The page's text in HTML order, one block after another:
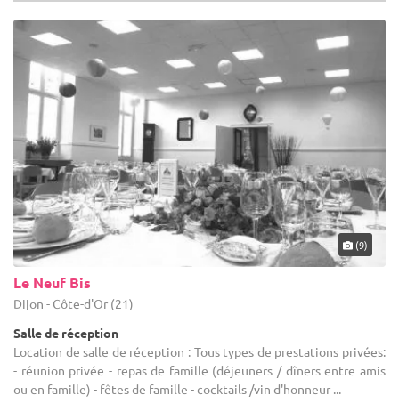
(9)
Le Neuf Bis
Dijon - Côte-d'Or (21)
Salle de réception
Location de salle de réception : Tous types de prestations privées:
- réunion privée - repas de famille (déjeuners / dîners entre amis
ou en famille) - fêtes de famille - cocktails /vin d'honneur ...